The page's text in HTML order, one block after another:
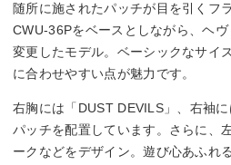
随所に施されたパッチが目を引くフ
CWU-36Pをベースとしながら、ヘ
変更したモデル。ベーシックなサイ
に合わせやすい点が魅力です。
右胸には「DUST DEVILS」、右袖
パッチを配置しています。さらに、
ークなどをデザイン。遊び心あふれ